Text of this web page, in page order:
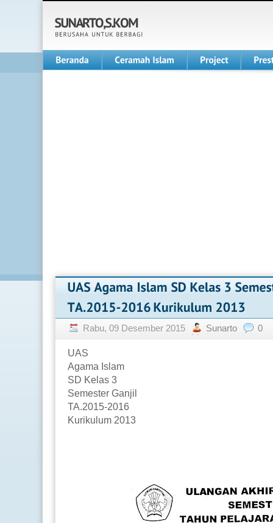
Rabu, 09 Desember 2015 Sunarto 0
UAS
Agama Islam
SD Kelas 3
Semester Ganjil
TA.2015-2016
Kurikulum 2013